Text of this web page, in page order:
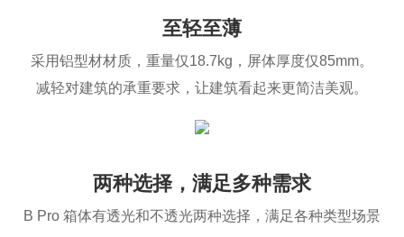
至轻至薄
采用铝型材材质，重量仅18.7kg，屏体厚度仅85mm。
减轻对建筑的承重要求，让建筑看起来更简洁美观。
两种选择，满足多种需求
B Pro 箱体有透光和不透光两种选择，满足各种类型场景